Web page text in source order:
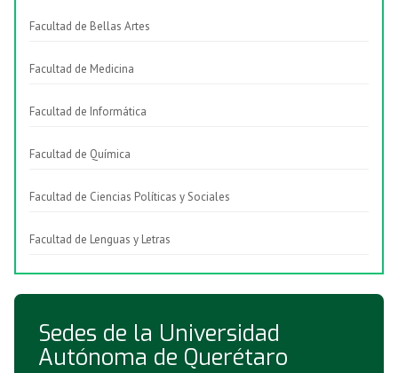
Facultad de Bellas Artes
Facultad de Medicina
Facultad de Informática
Facultad de Química
Facultad de Ciencias Políticas y Sociales
Facultad de Lenguas y Letras
Sedes de la Universidad
Autónoma de Querétaro